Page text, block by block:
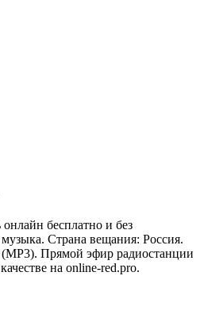
бесплатно и без
Страна вещания: Россия.
(MP3). Прямой эфир радиостанции
на online-red.pro.